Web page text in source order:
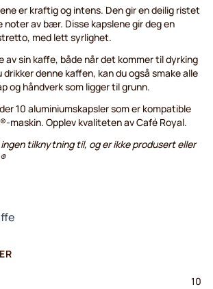
er kraftig og intens. Den gir en deilig ristet
noter av bær. Disse kapslene gir deg en
med lett syrlighet.
av sin kaffe, både når det kommer til dyrking
drikker denne kaffen, kan du også smake alle
og håndverk som ligger til grunn.
10 aluminiumskapsler som er kompatible
maskin. Opplev kvaliteten av Café Royal.
tilknytning til, og er ikke produsert eller
10